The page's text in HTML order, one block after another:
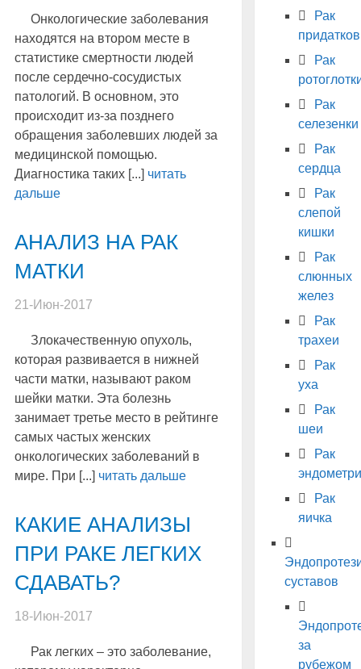
Онкологические заболевания
находятся на втором месте в
статистике смертности людей
после сердечно-сосудистых
патологий. В основном, это
происходит из-за позднего
обращения заболевших людей за
медицинской помощью.
Диагностика таких [...] читать
дальше
АНАЛИЗ НА РАК
МАТКИ
21-Июн-2017
Злокачественную опухоль,
которая развивается в нижней
части матки, называют раком
шейки матки. Эта болезнь
занимает третье место в рейтинге
самых частых женских
онкологических заболеваний в
мире. При [...] читать дальше
КАКИЕ АНАЛИЗЫ
ПРИ РАКЕ ЛЕГКИХ
СДАВАТЬ?
18-Июн-2017
Рак легких – это заболевание,
Рак
придатков
Рак
Рак
селезенки
Рак
сердца
Рак
слепой
кишки
Рак
слюнных
желез
Рак
трахеи
Рак
уха
Рак
шеи
Рак
Рак
яичка
суставов
за
рубежом